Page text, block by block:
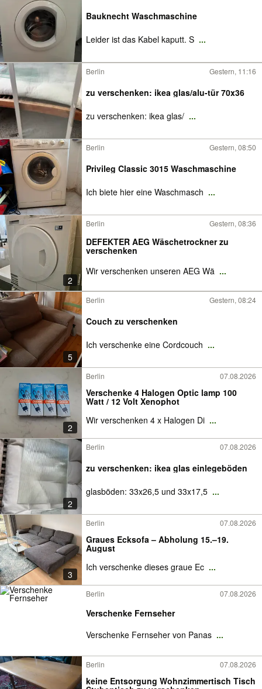
Bauknecht Waschmaschine
Leider ist das Kabel kaputt. S ...
Berlin Gestern, 11:16
zu verschenken: ikea glas/alu-tür 70x36
zu verschenken: ikea glas/ ...
Berlin Gestern, 08:50
Privileg Classic 3015 Waschmaschine
Ich biete hier eine Waschmasch ...
2
Berlin Gestern, 08:36
DEFEKTER AEG Wäschetrockner zu
verschenken
Wir verschenken unseren AEG Wä ...
5
Berlin Gestern, 08:24
Couch zu verschenken
Ich verschenke eine Cordcouch ...
2
Berlin 07.08.2026
Verschenke 4 Halogen Optic lamp 100
Watt / 12 Volt Xenophot
Wir verschenken 4 x Halogen Di ...
2
Berlin 07.08.2026
zu verschenken: ikea glas einlegeböden
glasböden: 33x26,5 und 33x17,5 ...
3
Berlin 07.08.2026
Graues Ecksofa – Abholung 15.–19.
August
Ich verschenke dieses graue Ec ...
Berlin 07.08.2026
Verschenke Fernseher
Verschenke Fernseher von Panas ...
Berlin 07.08.2026
keine Entsorgung Wohnzimmertisch Tisch